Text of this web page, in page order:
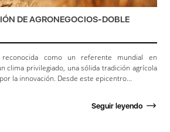
DE AGRONEGOCIOS-DOBLE
como un referente mundial en
clima privilegiado, una sólida tradición agrícola
la innovación. Desde este epicentro...
Seguir leyendo